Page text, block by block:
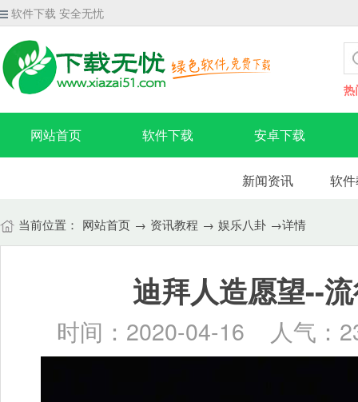
软件下载 安全无忧
热
网站首页 软件下载 安卓下载
新闻资讯 软
当前位置： 网站首页 → 资讯教程 → 娱乐八卦 →详情
迪拜人造愿望--
时间：2020-04-16 人气：